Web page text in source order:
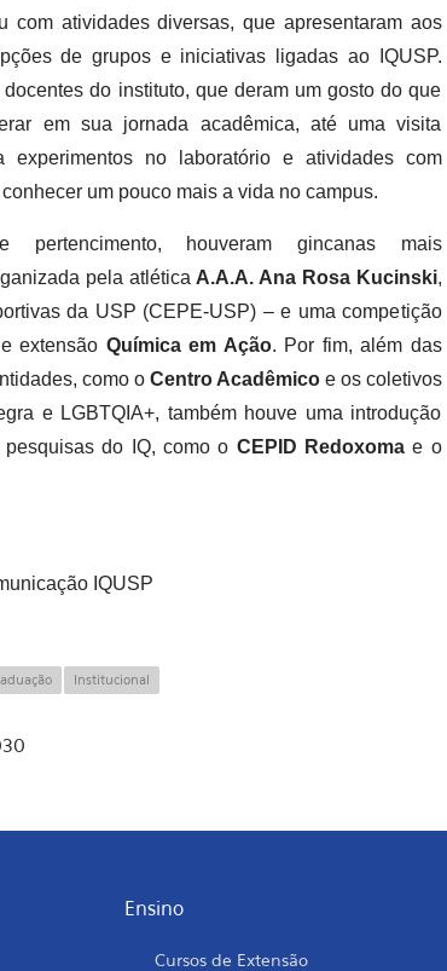
com atividades diversas, que apresentaram aos
de grupos e iniciativas ligadas ao IQUSP.
do instituto, que deram um gosto do que
em sua jornada acadêmica, até uma visita
experimentos no laboratório e atividades com
um pouco mais a vida no campus.
pertencimento, houveram gincanas mais
pela atlética A.A.A. Ana Rosa Kucinski,
da USP (CEPE-USP) – e uma competição
extensão Química em Ação. Por fim, além das
como o Centro Acadêmicoe os coletivos
e LGBTQIA+, também houve uma introdução
do IQ, como o CEPID Redoxomae o
IQUSP
Institucional
Ensino
Cursos de Extensão